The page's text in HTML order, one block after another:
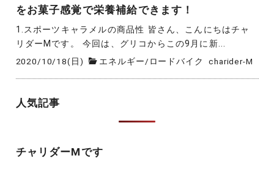
をお菓子感覚で栄養補給できます！
1.スポーツキャラメルの商品性 皆さん、こんにちはチャ
リダーMです。 今回は、グリコからこの9月に新...
2020/10/18(日) エネルギー/ ロードバイク charider-M
人気記事
チャリダーMです